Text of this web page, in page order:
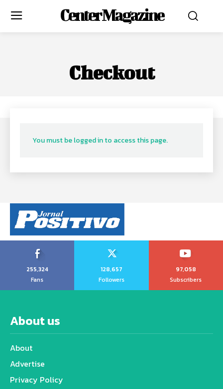
Center Magazine
Checkout
You must be logged in to access this page.
255,324
Fans
128,657
Followers
97,058
Subscribers
About us
About
Advertise
Privacy Policy